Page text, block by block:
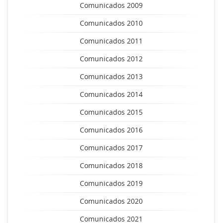
Comunicados 2009
Comunicados 2010
Comunicados 2011
Comunicados 2012
Comunicados 2013
Comunicados 2014
Comunicados 2015
Comunicados 2016
Comunicados 2017
Comunicados 2018
Comunicados 2019
Comunicados 2020
Comunicados 2021